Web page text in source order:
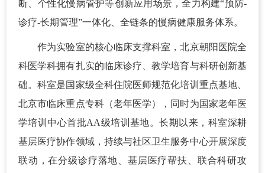
断、个性化慢病管护等创新应用场景，全力构建“预防-
诊疗-长期管理”一体化、全链条的慢病健康服务体系。
作为实验室的核心临床支撑科室，北京朝阳医院全
科医学科拥有扎实的临床诊疗、教学培育与科研创新基
础。科室是国家级全科住院医师规范化培训重点基地、
北京市临床重点专科（老年医学），同时为国家老年医
学培训中心首批AA级培训基地。长期以来，科室深耕
基层医疗协作领域，持续与社区卫生服务中心开展深度
联动，在分级诊疗落地、基层医疗帮扶、联合科研攻